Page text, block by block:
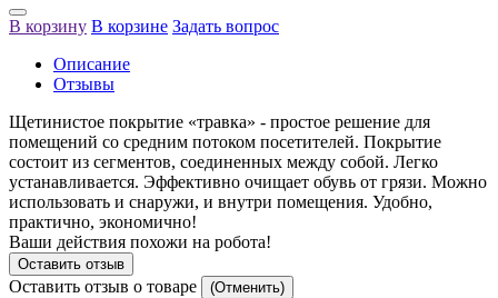
В корзину В корзине Задать вопрос
Описание
Отзывы
Щетинистое покрытие «травка» - простое решение для
помещений со средним потоком посетителей. Покрытие
состоит из сегментов, соединенных между собой. Легко
устанавливается. Эффективно очищает обувь от грязи. Можно
использовать и снаружи, и внутри помещения. Удобно,
практично, экономично!
Ваши действия похожи на робота!
Оставить отзыв
Оставить отзыв о товаре (Отменить)